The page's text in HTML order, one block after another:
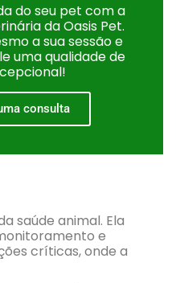
do seu pet com a
da Oasis Pet.
a sua sessão e
uma qualidade de
consulta
saúde animal. Ela
e
críticas, onde a